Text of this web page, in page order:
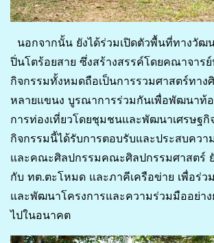
นอกจากนั้น ยังได้ร่วมเปิดตัวพื้นที่ทางวัฒ
ปิ่นโตร้อยสาย ซึ่งสร้างสรรค์โดยคณาจาร
กิจกรรมทั้งหมดถือเป็นการรวมศาสตร์ทาง
หลายแขนง บูรณาการร่วมกันเพื่อพัฒนาท้อ
การท่องเที่ยวโดยชุมชนและพัฒนาเศรษฐกิ
กิจกรรมนี้ได้รับการตอบรับและประสบควา
และคณะศิลปกรรมคณะศิลปกรรมศาสตร์
กับ ทต.ตะโหมด และภาคีเครือข่าย เพื่อร่
และพัฒนาโครงการและความร่วมมืออย่า
ไปในอนาคต